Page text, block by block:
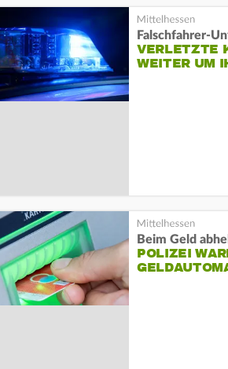
Falschfahrer-
VERLETZTE
WEITER UM
Beim Geld
POLIZEI